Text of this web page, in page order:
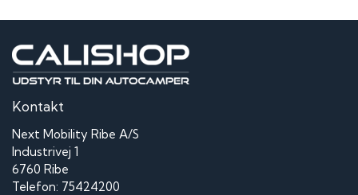
Kontakt
Next Mobility Ribe A/S
Industrivej 1
6760 Ribe
Telefon: 75424200